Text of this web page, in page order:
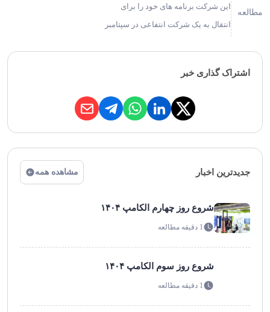
مطالعه
این شرکت برنامه های خود را برای
انتقال به یک شرکت انتفاعی در سپتامبر
تبدیل شدن به یک شرک…
اشتراک گذاری خبر
جدیدترین اخبار مشاهده همه
شروع روز چهارم الکامپ ۱۴۰۴
1 دقیقه مطالعه
شروع روز سوم الکامپ ۱۴۰۴
1 دقیقه مطالعه